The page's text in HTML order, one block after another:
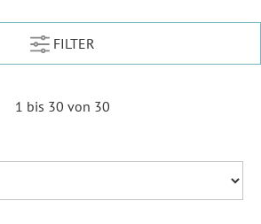
FILTER
1 bis 30 von 30